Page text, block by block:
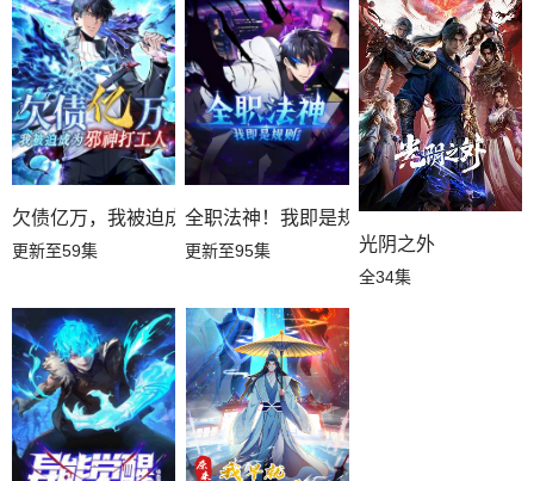
欠债亿万，我被迫成为邪神打工人
更新至59集
全职法神！我即是规则
更新至95集 光阴之外
全34集